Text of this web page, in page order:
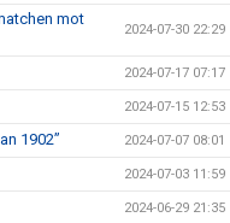
mot
2024-07-30 22:29
2024-07-17 07:17
2024-07-15 12:53
1902” 2024-07-07 08:01
2024-07-03 11:59
2024-06-29 21:35